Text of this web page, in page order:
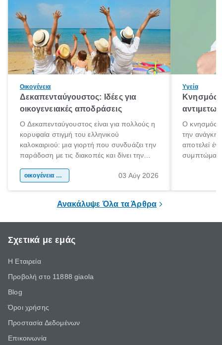
Οικογένεια
Δεκαπενταύγουστος: Ιδέες για
οικογενειακές αποδράσεις
Ο Δεκαπενταύγουστος είναι για πολλούς η
κορυφαία στιγμή του ελληνικού
καλοκαιριού: μια γιορτή που συνδυάζει την
παράδοση με τις διακοπές και δίνει την
χώρας. Είτε πρόκειται για λίγες μέρες
οικογένεια & παιδί 03 Αύγ 2026
Υγεία
Κνησμός:
Ο κνησμός
την ανάγκη
αποτελεί
Ανακάλυψε Όλα τα Άρθρα
Σχετικά με εμάς
Η Εταιρεία
Προβολή στο 11888 giaola
Blog
Όροι χρήσης
Προστασία Δεδομένων
Επικοινωνία